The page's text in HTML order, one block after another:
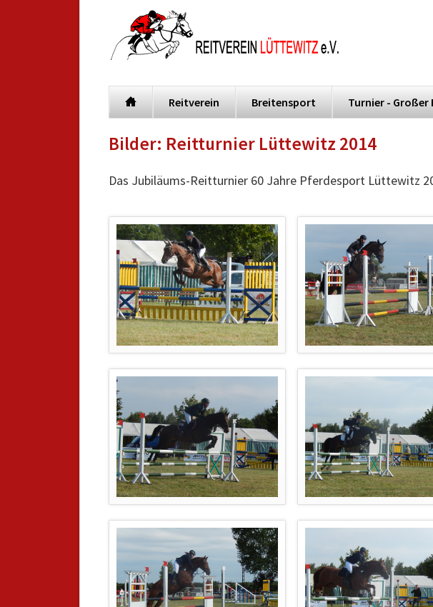
Reitverein Breitensport Turnier - Großer
überspringen
Bilder: Reitturnier Lüttewitz 2014
Das Jubiläums-Reitturnier 60 Jahre Pferdesport Lüttewitz